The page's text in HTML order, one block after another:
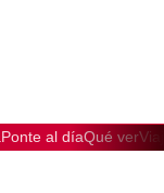
Ponte al díaQué ver